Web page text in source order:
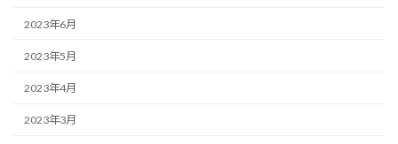
2023年6月
2023年5月
2023年4月
2023年3月